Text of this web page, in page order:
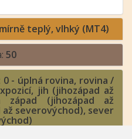
teplý, vlhký (MT4)
50
0 - úplná rovina, rovina /
jih (jihozápad až
západ (jihozápad až
severovýchod), sever